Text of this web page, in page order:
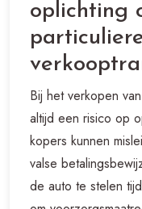
oplichting
Bij het verkopen
altijd een risico op
kopers kunnen
valse
de auto te stelen